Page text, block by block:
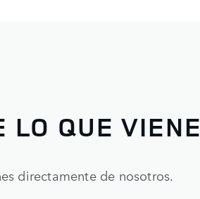
LO QUE VIENE
directamente de nosotros.